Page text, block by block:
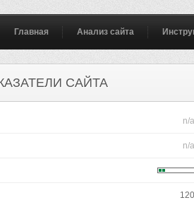
Главная Анализ сайта
САЙТА
n/a
n/a
120